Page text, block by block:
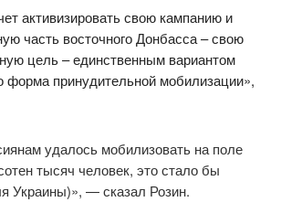
активизировать свою кампанию и
часть восточного Донбасса – свою
цель – единственным вариантом
форма принудительной мобилизации»,
удалось мобилизовать на поле
тысяч человек, это стало бы
Украины)», — сказал Розин.